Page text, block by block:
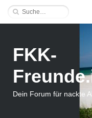
FKK-
Dein Forum für nackte